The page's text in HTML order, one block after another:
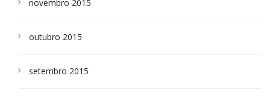
novembro 2015
outubro 2015
setembro 2015